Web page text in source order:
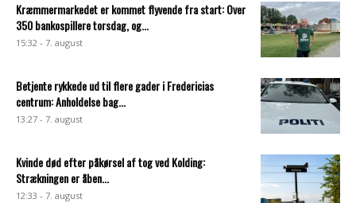
Kræmmermarkedet er kommet flyvende fra start: Over
350 bankospillere torsdag, og...
15:32 - 7. august
Betjente rykkede ud til flere gader i Fredericias
centrum: Anholdelse bag...
13:27 - 7. august
Kvinde død efter påkørsel af tog ved Kolding:
Strækningen er åben...
12:33 - 7. august